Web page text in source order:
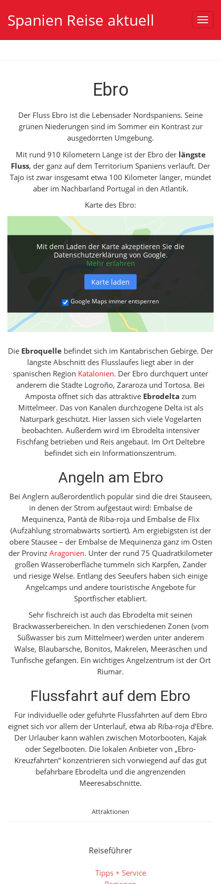
Spanien Reise aktuell
Ebro
Der Fluss Ebro ist die Lebensader Nordspaniens. Seine
grünen Niederungen sind im Sommer ein Kontrast zur
ausgedörrten Umgebung.
Mit rund 910 Kilometern Länge ist der Ebro der längste
Fluss, der ganz auf dem Territorium Spaniens verläuft. Der
Tajo ist zwar insgesamt etwa 100 Kilometer länger, mündet
aber im Nachbarland Portugal in den Atlantik.
Karte des Ebro:
Mit dem Laden der Karte akzeptieren Sie die
Datenschutzerklärung von Google.
Mehr erfahren
Karte laden
Google Maps immer entsperren
Die Ebroquelle befindet sich im Kantabrischen Gebirge. Der
längste Abschnitt des Flusslaufes liegt aber in der
spanischen Region Katalonien. Der Ebro durchquert unter
anderem die Städte Logroño, Zararoza und Tortosa. Bei
Amposta öffnet sich das attraktive Ebrodelta zum
Mittelmeer. Das von Kanälen durchzogene Delta ist als
Naturpark geschützt. Hier lassen sich viele Vogelarten
beobachten. Außerdem wird im Ebrodelta intensiver
Fischfang betrieben und Reis angebaut. Im Ort Deltebre
befindet sich ein Informationszentrum.
Angeln am Ebro
Bei Anglern außerordentlich populär sind die drei Stauseen,
in denen der Strom aufgestaut wird: Embalse de
Mequinenza, Pantà de Riba-roja und Embalse de Flix
(Aufzählung stromabwärts sortiert). Am ergiebigsten ist der
obere Stausee – der Embalse de Mequinenza ganz im Osten
der Provinz Aragonien. Unter der rund 75 Quadratkilometer
großen Wasseroberfläche tummeln sich Karpfen, Zander
und riesige Welse. Entlang des Seeufers haben sich einige
Angelcamps und andere touristische Angebote für
Sportfischer etabliert.
Sehr fischreich ist auch das Ebrodelta mit seinen
Brackwasserbereichen. In den verschiedenen Zonen (vom
Süßwasser bis zum Mittelmeer) werden unter anderem
Walse, Blaubarsche, Bonitos, Makrelen, Meeräschen und
Tunfische gefangen. Ein wichtiges Angelzentrum ist der Ort
Riumar.
Flussfahrt auf dem Ebro
Für individuelle oder geführte Flussfahrten auf dem Ebro
eignet sich vor allem der Unterlauf, etwa ab Riba-roja d’Ebre.
Der Urlauber kann wählen zwischen Motorbooten, Kajak
oder Segelbooten. Die lokalen Anbieter von „Ebro-
Kreuzfahrten“ konzentrieren sich vorwiegend auf das gut
befahrbare Ebrodelta und die angrenzenden
Meeresabschnitte.
Attraktionen
Reiseführer
Tipps + Service